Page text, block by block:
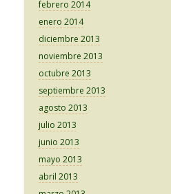
febrero 2014
enero 2014
diciembre 2013
noviembre 2013
octubre 2013
septiembre 2013
agosto 2013
julio 2013
junio 2013
mayo 2013
abril 2013